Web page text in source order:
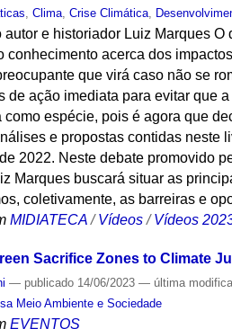
,Clima ,Crise Climática
autor e historiador Luiz Marques
conhecimento acerca dos
que virá caso não se
de ação imediata para evitar que
como espécie, pois é agora que
e propostas contidas neste
2022. Neste debate promovido
Marques buscará situar as
coletivamente, as barreiras e
MIDIATECA /Vídeos /Vídeos
Sacrifice Zones to Climate
— publicado 14/06/2023— última
Meio Ambiente e Sociedade
EVENTOS